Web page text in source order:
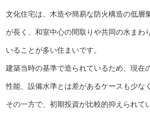
文化住宅は、木造や簡易な防火構造の低層
が長く、和室中心の間取りや共同の水まわ
いることが多い住まいです。
建築当時の基準で造られているため、現在
性能、設備水準とは差があるケースも少な
その一方で、初期投資が比較的抑えられて